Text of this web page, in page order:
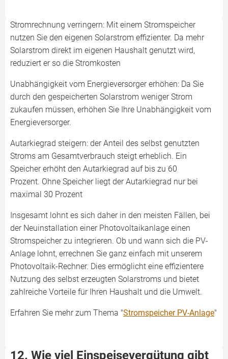
Stromrechnung verringern: Mit einem Stromspeicher
nutzen Sie den eigenen Solarstrom effizienter. Da mehr
Solarstrom direkt im eigenen Haushalt genutzt wird,
reduziert er so die Stromkosten
Unabhängigkeit vom Energieversorger erhöhen: Da Sie
durch den gespeicherten Solarstrom weniger Strom
zukaufen müssen, erhöhen Sie Ihre Unabhängigkeit vom
Energieversorger.
Autarkiegrad steigern: der Anteil des selbst genutzten
Stroms am Gesamtverbrauch steigt erheblich. Ein
Speicher erhöht den Autarkiegrad auf bis zu 60
Prozent. Ohne Speicher liegt der Autarkiegrad nur bei
maximal 30 Prozent
Insgesamt lohnt es sich daher in den meisten Fällen, bei
der Neuinstallation einer Photovoltaikanlage einen
Stromspeicher zu integrieren. Ob und wann sich die PV-
Anlage lohnt, errechnen Sie ganz einfach mit unserem
Photovoltaik-Rechner. Dies ermöglicht eine effizientere
Nutzung des selbst erzeugten Solarstroms und bietet
zahlreiche Vorteile für Ihren Haushalt und die Umwelt.
Erfahren Sie mehr zum Thema "Stromspeicher PV-Anlage"
12. Wie viel Einspeisevergütung gibt